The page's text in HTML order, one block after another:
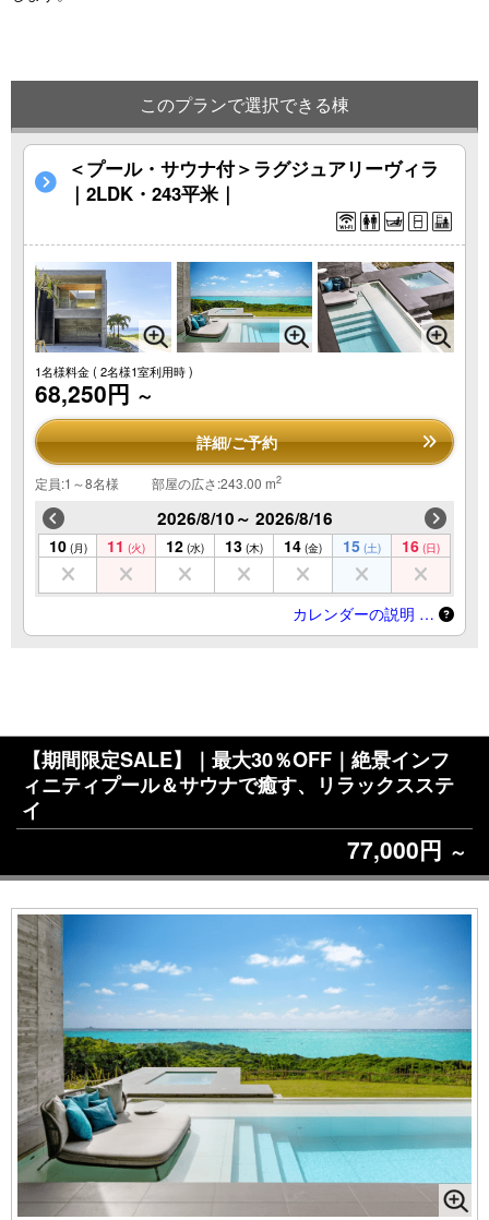
このプランで選択できる棟
＜プール・サウナ付＞ラグジュアリーヴィラ
｜2LDK・243平米｜
1名様料金( 2名様1室利用時 )
68,250円 ～
詳細/ご予約
定員:1～8名様 部屋の広さ:243.00 m2
2026/8/10～ 2026/8/16
10 (月) 11 (火) 12 (水) 13 (木) 14 (金) 15 (土) 16 (日)
カレンダーの説明 …
【期間限定SALE】｜最大30％OFF｜絶景インフ
ィニティプール＆サウナで癒す、リラックスステ
イ
77,000円 ～